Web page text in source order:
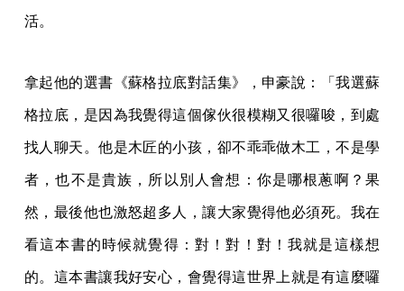
活。
拿起他的選書《蘇格拉底對話集》，申豪說：「我選蘇
格拉底，是因為我覺得這個傢伙很模糊又很囉唆，到處
找人聊天。他是木匠的小孩，卻不乖乖做木工，不是學
者，也不是貴族，所以別人會想：你是哪根蔥啊？果
然，最後他也激怒超多人，讓大家覺得他必須死。我在
看這本書的時候就覺得：對！對！對！我就是這樣想
的。這本書讓我好安心，會覺得這世界上就是有這麼囉